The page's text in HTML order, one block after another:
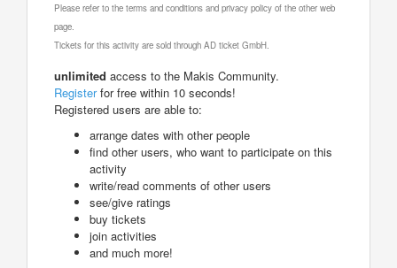
Please refer to the terms and conditions and privacy policy of the other web
page.
Tickets for this activity are sold through AD ticket GmbH.
unlimited access to the Makis Community.
Registerfor free within 10 seconds!
Registered users are able to:
arrange dates with other people
find other users, who want to participate on this
activity
write/read comments of other users
see/give ratings
buy tickets
join activities
and much more!